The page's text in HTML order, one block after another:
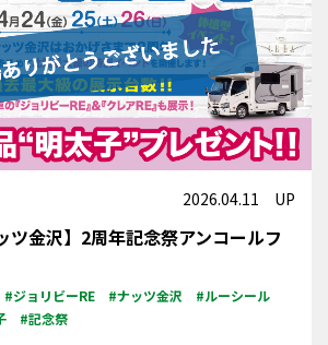
2026.04.11 UP
ツ金沢】2周年記念祭アンコールフ
#ジョリビーRE #ナッツ金沢
#ルーシール
#記念祭